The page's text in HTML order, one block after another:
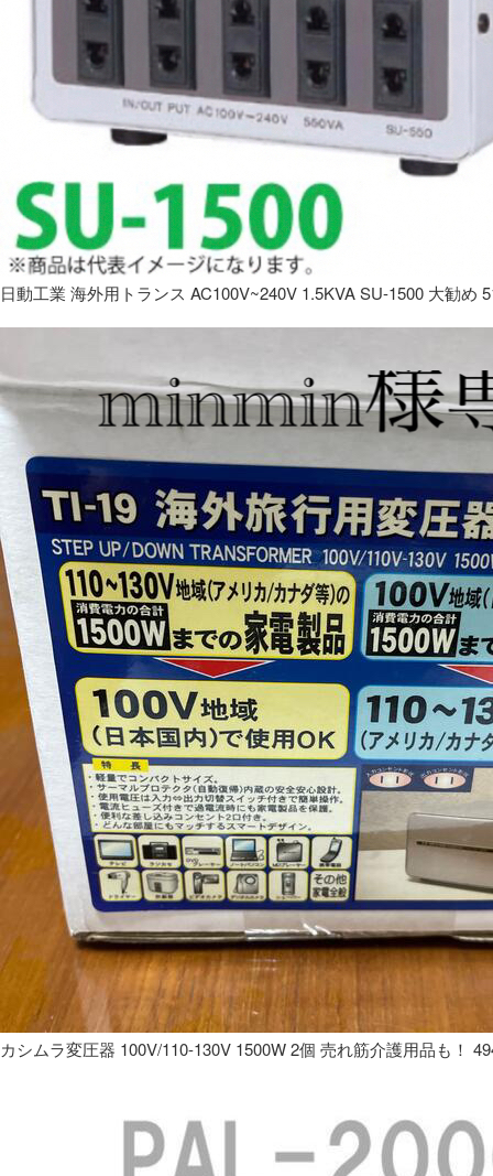
日動工業 海外用トランス AC100V~240V 1.5KVA SU-1500 大勧め
カシムラ変圧器 100V/110-130V 1500W 2個 売れ筋介護用品も！